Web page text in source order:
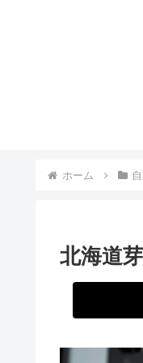
ホーム
北海道